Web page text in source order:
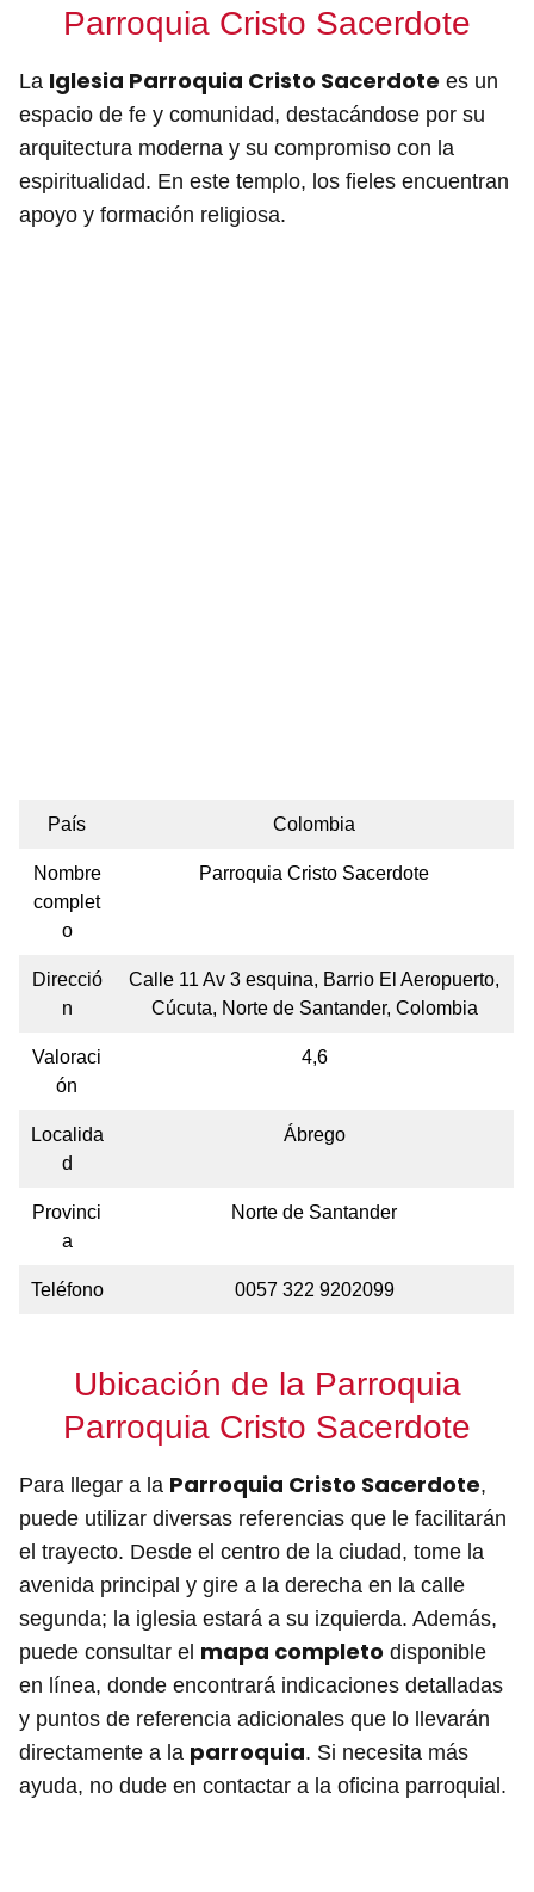
Parroquia Cristo Sacerdote
La Iglesia Parroquia Cristo Sacerdote es un
espacio de fe y comunidad, destacándose por su
arquitectura moderna y su compromiso con la
espiritualidad. En este templo, los fieles encuentran
apoyo y formación religiosa.
País Colombia
Nombre
complet
o
Parroquia Cristo Sacerdote
Direcció
n
Calle 11 Av 3 esquina, Barrio El Aeropuerto,
Cúcuta, Norte de Santander, Colombia
Valoraci
ón
4,6
Localida
d
Ábrego
Provinci
a
Norte de Santander
Teléfono 0057 322 9202099
Ubicación de la Parroquia
Parroquia Cristo Sacerdote
Para llegar a la Parroquia Cristo Sacerdote,
puede utilizar diversas referencias que le facilitarán
el trayecto. Desde el centro de la ciudad, tome la
avenida principal y gire a la derecha en la calle
segunda; la iglesia estará a su izquierda. Además,
puede consultar el mapa completo disponible
en línea, donde encontrará indicaciones detalladas
y puntos de referencia adicionales que lo llevarán
directamente a la parroquia. Si necesita más
ayuda, no dude en contactar a la oficina parroquial.